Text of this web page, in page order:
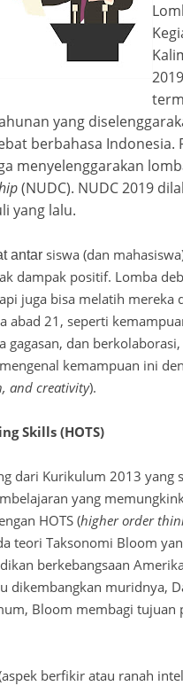
yang
berbahasa Indonesia.
menyelenggarakan
(NUDC). NUDC 2019
yang lalu.
antar siswa (dan
dampak positif. Lomba
juga bisa melatih mereka
abad 21, seperti
gagasan, dan
mengenal kemampuan ini
and creativity).
Skills (HOTS)
dari Kurikulum 2013 yang
yang
HOTS (higher order
teori Taksonomi Bloom
berkebangsaan
dikembangkan muridnya,
Bloom membagi
berfikir atau ranah